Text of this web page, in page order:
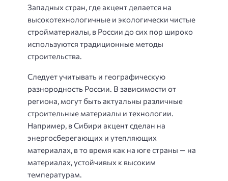
Западных стран, где акцент делается на
высокотехнологичные и экологически чистые
стройматериалы, в России до сих пор широко
используются традиционные методы
строительства.
Следует учитывать и географическую
разнородность России. В зависимости от
региона, могут быть актуальны различные
строительные материалы и технологии.
Например, в Сибири акцент сделан на
энергосберегающих и утепляющих
материалах, в то время как на юге страны — на
материалах, устойчивых к высоким
температурам.